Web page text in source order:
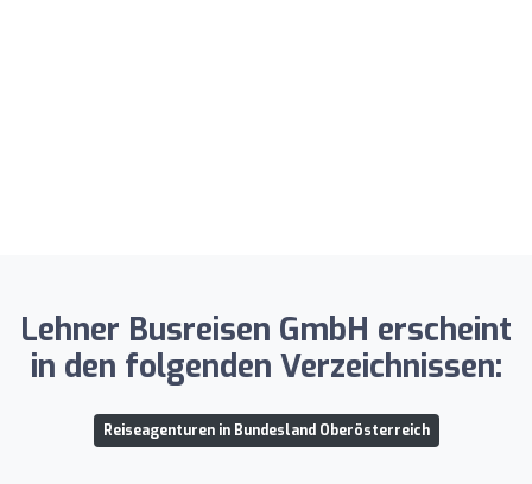
Lehner Busreisen GmbH erscheint
in den folgenden Verzeichnissen:
Reiseagenturen in Bundesland Oberösterreich